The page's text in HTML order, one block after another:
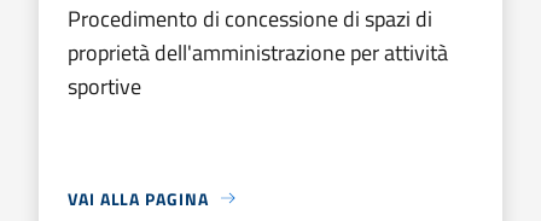
Procedimento di concessione di spazi di
proprietà dell'amministrazione per attività
sportive
VAI ALLA PAGINA